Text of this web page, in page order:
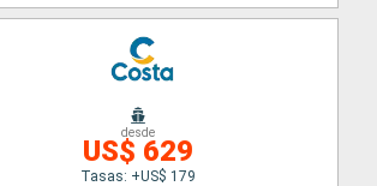
desde
US$ 629
Tasas: +US$ 179